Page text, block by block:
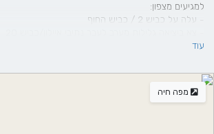
למגיעים מצפון:
- עלה על כביש 2 / כביש החוף
- צא אל כביש 4
- המשך אל כביש 25
- פנה ימינה אל שדרות ירושלים
- פנה שמאלה אל יוסף סמלו
עוד
מפה חיה